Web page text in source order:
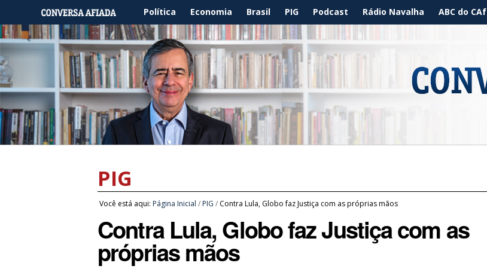
Política Economia Brasil PIG Podcast Rádio Navalha ABC do CAf
PIG
Você está aqui: Página Inicial / PIG / Contra Lula, Globo faz Justiça com as próprias mãos
Contra Lula, Globo faz Justiça com as
próprias mãos